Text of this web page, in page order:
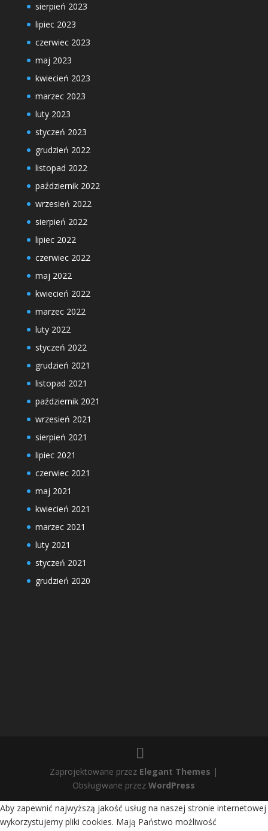
sierpień 2023
lipiec 2023
czerwiec 2023
maj 2023
kwiecień 2023
marzec 2023
luty 2023
styczeń 2023
grudzień 2022
listopad 2022
październik 2022
wrzesień 2022
sierpień 2022
lipiec 2022
czerwiec 2022
maj 2022
kwiecień 2022
marzec 2022
luty 2022
styczeń 2022
grudzień 2021
listopad 2021
październik 2021
wrzesień 2021
sierpień 2021
lipiec 2021
czerwiec 2021
maj 2021
kwiecień 2021
marzec 2021
luty 2021
styczeń 2021
grudzień 2020
Zaprojektowane przez Elegant Themes |
Obsługiwane przezWordPress
Aby zapewnić najwyższą jakość usług na naszej stronie internetowej
wykorzystujemy pliki cookies. Mają Państwo możliwość